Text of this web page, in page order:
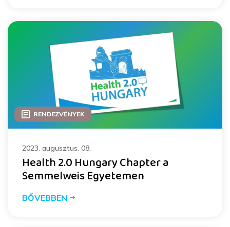
RENDEZVÉNYEK
2023. augusztus. 08.
Health 2.0 Hungary Chapter a
Semmelweis Egyetemen
BŐVEBBEN